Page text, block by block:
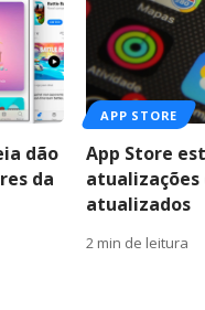
dão
da
APP STORE
App Store
atualizações
atualizados
2 min de leitura